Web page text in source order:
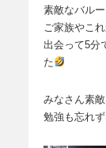
素敵なバル
ご家族やこ
出会って5分
た
みなさん素
勉強も忘れず